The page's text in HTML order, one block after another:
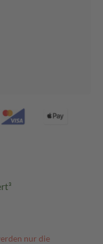
nur die